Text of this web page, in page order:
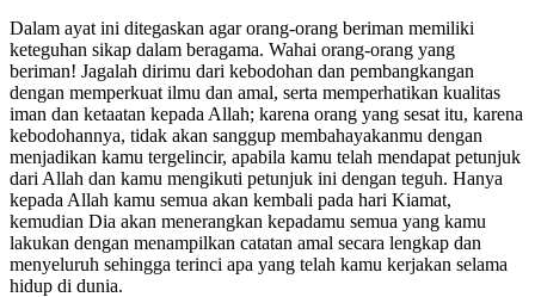
Dalam ayat ini ditegaskan agar orang-orang beriman memiliki
keteguhan sikap dalam beragama. Wahai orang-orang yang
beriman! Jagalah dirimu dari kebodohan dan pembangkangan
dengan memperkuat ilmu dan amal, serta memperhatikan kualitas
iman dan ketaatan kepada Allah; karena orang yang sesat itu, karena
kebodohannya, tidak akan sanggup membahayakanmu dengan
menjadikan kamu tergelincir, apabila kamu telah mendapat petunjuk
dari Allah dan kamu mengikuti petunjuk ini dengan teguh. Hanya
kepada Allah kamu semua akan kembali pada hari Kiamat,
kemudian Dia akan menerangkan kepadamu semua yang kamu
lakukan dengan menampilkan catatan amal secara lengkap dan
menyeluruh sehingga terinci apa yang telah kamu kerjakan selama
hidup di dunia.